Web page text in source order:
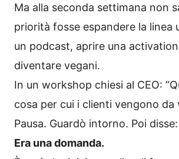
Ma alla seconda settimana non
priorità fosse espandere la linea
un podcast, aprire una
diventare vegani.
In un workshop chiesi al CEO:
cosa per cui i clienti vengono da
Pausa. Guardò intorno. Poi disse:
Era una domanda.